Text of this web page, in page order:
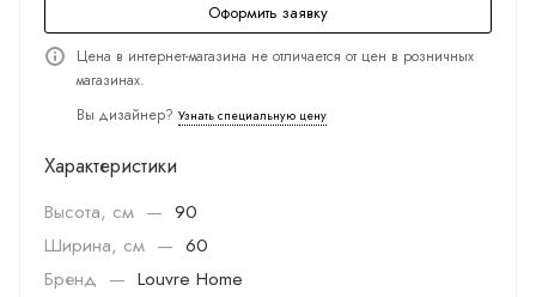
Оформить заявку
Цена в интернет-магазина не отличается от цен в розничных
магазинах.
Вы дизайнер? Узнать специальную цену
Характеристики
Высота, см — 90
Ширина, см — 60
Бренд — Louvre Home